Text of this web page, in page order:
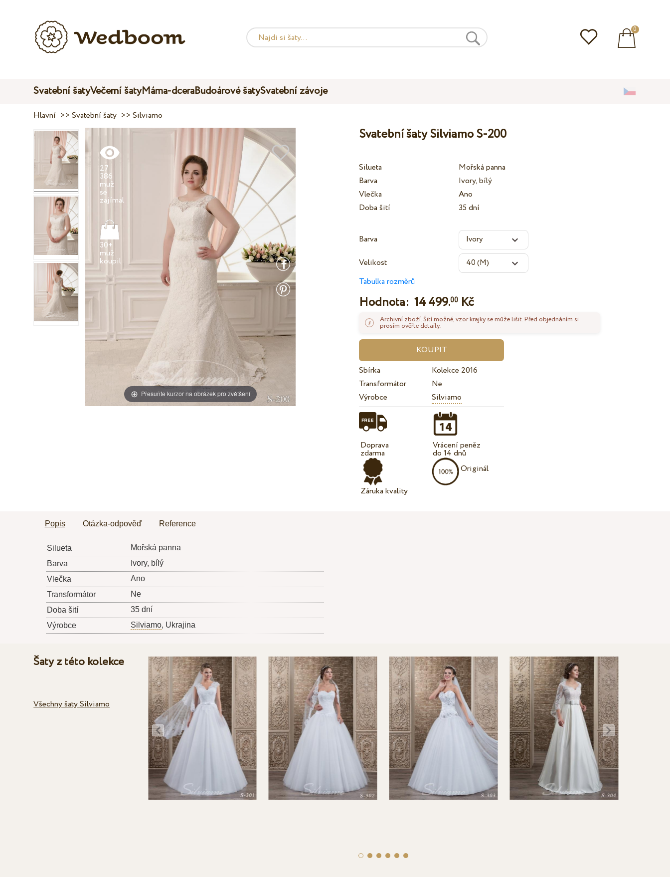
0
Svatební šatyVečerní šatyMáma-dceraBudoárové šatySvatební závoje
Hlavní >>Svatební šaty >>Silviamo
Přesuňte kurzor na obrázek pro zvětšení
27
386
muž
se
30+
muž
Svatební šaty Silviamo S-200
Silueta
Mořská panna
Barva
Ivory, bílý
Vlečka
Ano
Doba šití
35 dní
Barva
Velikost
Tabulka rozměrů
Hodnota:14 499.00 Kč
Archivní zboží. Šití možné, vzor krajky se může lišit. Před objednáním si
prosím ověřte detaily.
Sbírka
Kolekce 2016
Transformátor
Ne
Výrobce
Silviamo
Doprava
zdarma
Záruka kvality
Vrácení peněz
do 14 dnů
Originál
Popis Otázka-odpověď Reference
Silueta
Mořská panna
Barva
Ivory, bílý
Vlečka
Ano
Transformátor
Ne
Doba šití
35 dní
Výrobce
Silviamo, Ukrajina
Šaty z této kolekce
Všechny šaty Silviamo